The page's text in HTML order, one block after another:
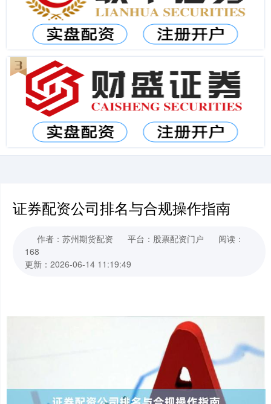
证券配资公司排名与合规操作指南
作者：苏州期货配资 平台：股票配资门户
阅读：
168
更新：2026-06-14 11:19:49